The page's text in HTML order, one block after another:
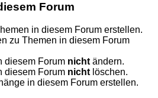
Forum
in diesem Forum erstellen.
zu Themen in diesem Forum
diesem Forum nicht ändern.
diesem Forum nicht löschen.
in diesem Forum erstellen.